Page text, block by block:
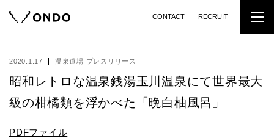
CONTACT RECRUIT
2020.1.17 温泉道場 プレスリリース
昭和レトロな温泉銭湯玉川温泉にて世界最大
級の柑橘類を浮かべた「晩白柚風呂」
PDFファイル